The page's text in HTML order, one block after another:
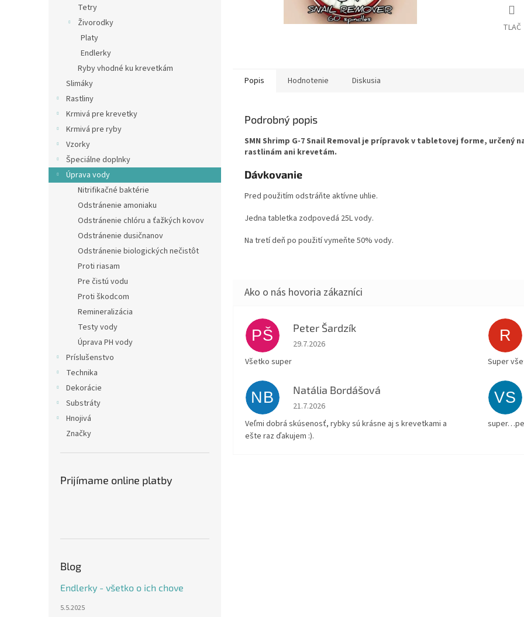
Tetry
Živorodky
Platy
Endlerky
Ryby vhodné ku krevetkám
Slimáky
Rastliny
Krmivá pre krevetky
Krmivá pre ryby
Vzorky
Špeciálne doplnky
Úprava vody
Nitrifikačné baktérie
Odstránenie amoniaku
Odstránenie chlóru a ťažkých kovov
Odstránenie dusičnanov
Odstránenie biologických nečistôt
Proti riasam
Pre čistú vodu
Proti škodcom
Remineralizácia
Testy vody
Úprava PH vody
Príslušenstvo
Technika
Dekorácie
Substráty
Hnojivá
Značky
Prijímame online platby
Blog
Endlerky - všetko o ich chove
5.5.2025
TLAČ
Popis Hodnotenie Diskusia
Podrobný popis
SMN Shrimp G-7 Snail Removal je prípravok v tabletovej forme, určený
rastlinám ani krevetám.
Dávkovanie
Pred použitím odstráňte aktívne uhlie.
Jedna tabletka zodpovedá 25L vody.
Na tretí deň po použití vymeňte 50% vody.
PŠ Peter Šardzík
Hodnotenie obchodu je 5 z 5 hviezdičiek.
29.7.2026
Všetko super
R
Super
NB Natália Bordášová
Hodnotenie obchodu je 5 z 5 hviezdičiek.
21.7.2026
Veľmi dobrá skúsenosť, rybky sú krásne aj s krevetkami a
ešte raz ďakujem :).
VS